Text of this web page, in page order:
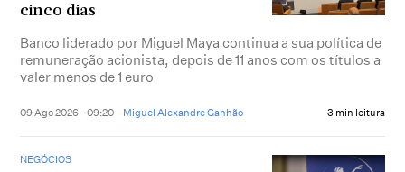
cinco dias
Banco liderado por Miguel Maya continua a sua política de
remuneração acionista, depois de 11 anos com os títulos a
valer menos de 1 euro
09 Ago 2026 - 09:20 Miguel Alexandre Ganhão 3 min leitura
NEGÓCIOS